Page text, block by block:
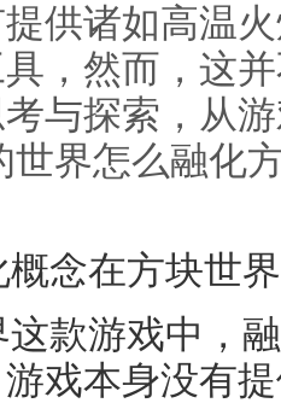
供诸如高温
，然而，这
与探索，从
世界怎么融化
概念在方块世
款游戏中，
戏本身没有